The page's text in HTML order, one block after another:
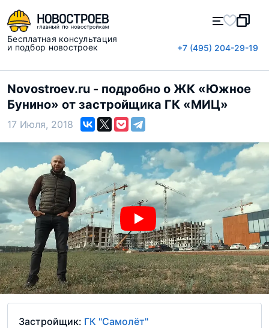
Бесплатная консультация
и подбор новостроек
+7 (495) 204-29-19
Novostroev.ru - подробно о ЖК «Южное
Бунино» от застройщика ГК «МИЦ»
17 Июля, 2018
Застройщик: ГК "Самолёт"